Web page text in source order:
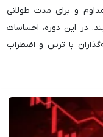
و برای مدت طولانی
در این دوره، احساسات
با ترس و اضطراب